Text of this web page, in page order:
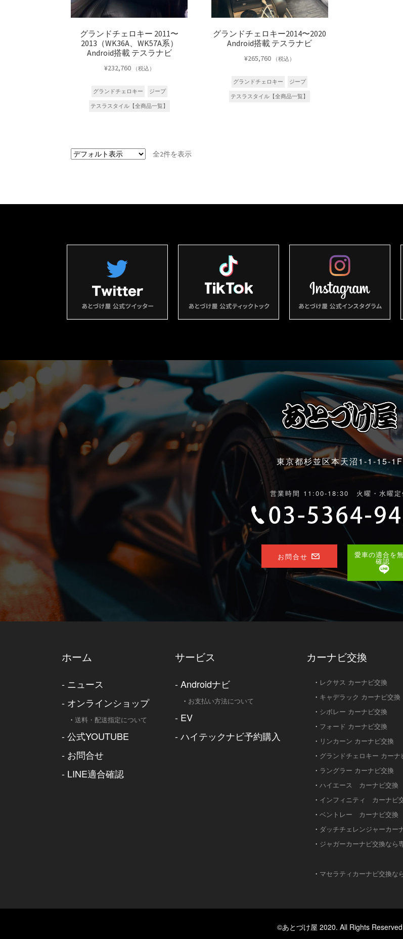
グランドチェロキー 2011〜
2013（WK36A、WK57A系）
Android搭載 テスラナビ
¥232,760 （税込）
グランドチェロキー ジープ
テスラスタイル【全商品一覧】
グランドチェロキー2014〜2020
Android搭載 テスラナビ
¥265,760 （税込）
グランドチェロキー ジープ
テスラスタイル【全商品一覧】
全2件を表示
東京都杉並区本天沼1-1-15-1F
営業時間 11:00-18:30 火曜・水曜定
お問合せ 愛車の適合を
確認
ホーム
- ニュース
- オンラインショップ
・ 送料・配送指定について
- 公式YOUTUBE
- お問合せ
- LINE適合確認
サービス
- Androidナビ
・ お支払い方法について
- EV
- ハイテックナビ予約購入
カーナビ交換
・ レクサス カーナビ交換
・ キャデラック カーナビ交換
・ シボレー カーナビ交換
・ フォード カーナビ交換
・ リンカーン カーナビ交換
・ グランドチェロキー カーナ
・ ラングラー カーナビ交換
・ ハイエース カーナビ交換
・ インフィニティ カーナビ
・ ベントレー カーナビ交換
・ ダッチチェレンジャーカー
・ ジャガーカーナビ交換なら
・ マセラティカーナビ交換な
©あとづけ屋 2020. All Rights Reserved